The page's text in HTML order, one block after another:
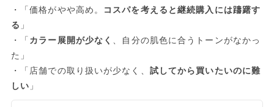
・「価格がやや高め。
コスパを考えると継続購入には躊躇す
る 」
・「 カラー展開が少なく
、自分の肌色に合うトーンがなかっ
た」
・「店舗での取り扱いが少なく、 試してから買いたいのに難
しい 」